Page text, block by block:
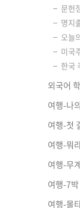
문헌
명지
오늘
미국
한국
외국어
여행-나
여행-첫
여행-뭐
여행-무
여행-7
여행-몰